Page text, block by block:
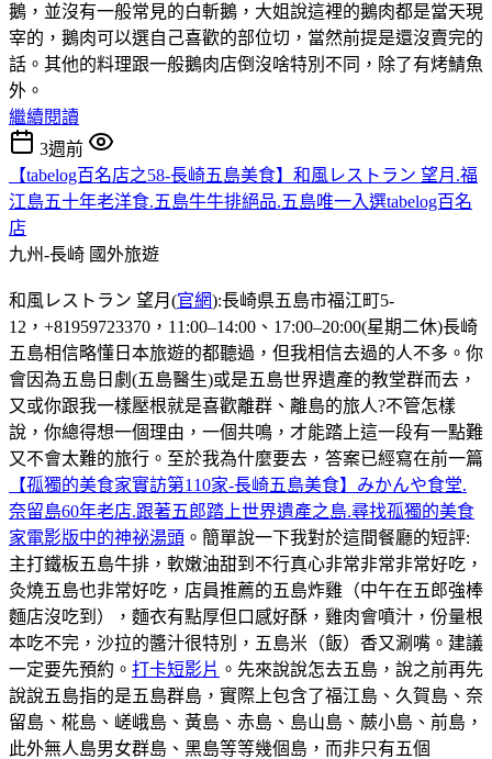
鵝，並沒有一般常見的白斬鵝，大姐說這裡的鵝肉都是當天現
宰的，鵝肉可以選自己喜歡的部位切，當然前提是還沒賣完的
話。其他的料理跟一般鵝肉店倒沒啥特別不同，除了有烤鯖魚
外。
繼續閱讀
3週前
【tabelog百名店之58-長崎五島美食】和風レストラン 望月.福
江島五十年老洋食.五島牛牛排絕品.五島唯一入選tabelog百名
店
九州-長崎 國外旅遊
和風レストラン 望月(官網):長崎県五島市福江町5-
12，+81959723370，11:00–14:00、17:00–20:00(星期二休)長崎
五島相信略懂日本旅遊的都聽過，但我相信去過的人不多。你
會因為五島日劇(五島醫生)或是五島世界遺產的教堂群而去，
又或你跟我一樣壓根就是喜歡離群、離島的旅人?不管怎樣
說，你總得想一個理由，一個共鳴，才能踏上這一段有一點難
又不會太難的旅行。至於我為什麼要去，答案已經寫在前一篇
【孤獨的美食家實訪第110家-長崎五島美食】みかんや食堂.
奈留島60年老店.跟著五郎踏上世界遺產之島.尋找孤獨的美食
家電影版中的神祕湯頭 。簡單說一下我對於這間餐廳的短評:
主打鐵板五島牛排，軟嫩油甜到不行真心非常非常非常好吃，
灸燒五島也非常好吃，店員推薦的五島炸雞（中午在五郎強棒
麵店沒吃到），麵衣有點厚但口感好酥，雞肉會噴汁，份量根
本吃不完，沙拉的醬汁很特別，五島米（飯）香又涮嘴。建議
一定要先預約。 打卡短影片 。先來說說怎去五島，說之前再先
說說五島指的是五島群島，實際上包含了福江島、久賀島、奈
留島、椛島、嵯峨島、黃島、赤島、島山島、蕨小島、前島，
此外無人島男女群島、黑島等等幾個島，而非只有五個